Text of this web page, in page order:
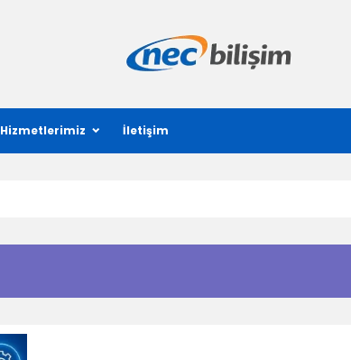
Hizmetlerimiz İletişim